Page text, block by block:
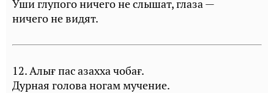
Уши глупого ничего не слышат, глаза —
ничего не видят.
12. Алығ пас азахха чобағ.
Дурная голова ногам мучение.